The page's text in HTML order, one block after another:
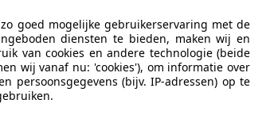
Ontdek vergelijkbare
precies je zoekopdracht, maar misschien
goed mogelijke gebruikerservaring met de
diensten te bieden, maken wij en
van cookies en andere technologie (beide
wij vanaf nu: 'cookies'), om informatie over
persoonsgegevens (bijv. IP-adressen) op te